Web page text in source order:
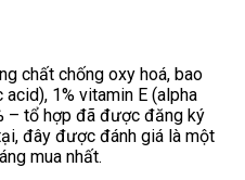
chất chống oxy hoá, bao
1% vitamin E (alpha
– tổ hợp đã được đăng ký
đây được đánh giá là một
mua nhất.